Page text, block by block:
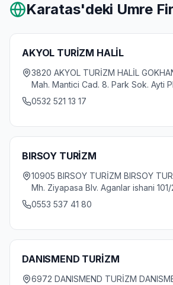
Karatas'deki Umre
AKYOL TURİZM HALİL
3820 AKYOL TURİZM HALİL
Mah. Mantici Cad. 8. Park Sok. Ayti
0532 521 13 17
BIRSOY TURİZM
10905 BIRSOY TURİZM BIRSOY
Mh. Ziyapasa Blv. Aganlar ishani
0553 537 41 80
DANISMEND TURİZM
6972 DANISMEND TURİZM